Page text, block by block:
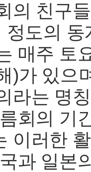
의 친구
정도의
매주 토
)가 있으
라는 명
회의 기
이러한
과 일본